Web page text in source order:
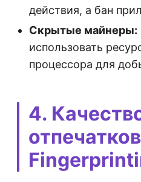
действия, а бан
Скрытые майнеры:
использовать
процессора для
4.